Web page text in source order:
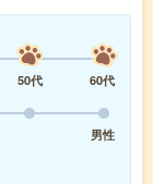
50代
60代
男性